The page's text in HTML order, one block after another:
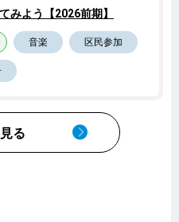
みよう【2026前期】
音楽 区民参加
る